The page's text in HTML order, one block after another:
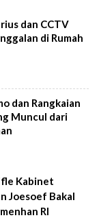
dan CCTV
di Rumah
dan Rangkaian
Muncul dari
Kabinet
Joesoef Bakal
RI